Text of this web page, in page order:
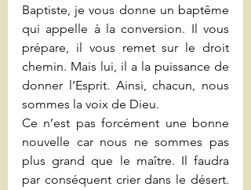
Baptiste, je vous donne un baptême
qui appelle à la conversion. Il vous
prépare, il vous remet sur le droit
chemin. Mais lui, il a la puissance de
donner l’Esprit. Ainsi, chacun, nous
sommes la voix de Dieu.
Ce n’est pas forcément une bonne
nouvelle car nous ne sommes pas
plus grand que le maître. Il faudra
par conséquent crier dans le désert.